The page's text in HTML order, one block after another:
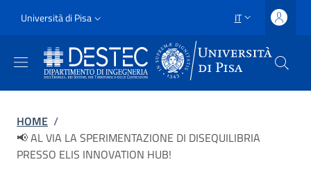
Slim
Università di Pisa SELETTORE
IT
Briciole di pane
HOME /
📢 AL VIA LA SPERIMENTAZIONE DI DISEQUILIBRIA
PRESSO ELIS INNOVATION HUB!